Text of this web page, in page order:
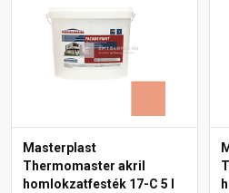
Masterplast
Thermomaster akril
homlokzatfesték 17-C 5 l